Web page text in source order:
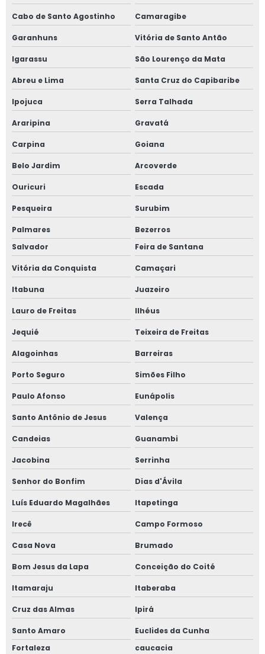
Usinagem de peças agrícolas
Usinagem de peças de alumínio
Usinagem de peças em aço inox
Usinagem de peças em são paulo
Usinagem de peças pequenas
Usinagem de peças pesadas
Cabo de Santo Agostinho Camaragibe
Garanhuns Vitória de Santo Antão
Igarassu São Lourenço da Mata
Abreu e Lima Santa Cruz do Capibaribe
Ipojuca Serra Talhada
Araripina Gravatá
Carpina Goiana
Belo Jardim Arcoverde
Ouricuri Escada
Pesqueira Surubim
Palmares
Bezerros
Salvador
Feira de Santana
Vitória da Conquista Camaçari
Itabuna Juazeiro
Lauro de Freitas Ilhéus
Jequié Teixeira de Freitas
Alagoinhas Barreiras
Porto Seguro Simões Filho
Paulo Afonso Eunápolis
Santo Antônio de Jesus Valença
Candeias Guanambi
Jacobina Serrinha
Senhor do Bonfim Dias d'Ávila
Luís Eduardo Magalhães Itapetinga
Irecê Campo Formoso
Casa Nova Brumado
Bom Jesus da Lapa Conceição do Coité
Itamaraju Itaberaba
Cruz das Almas Ipirá
Santo Amaro
Euclides da Cunha
Fortaleza
caucacia